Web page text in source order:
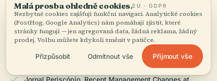
Cultural, Architectural, and Social Significance of Santa
Casa de Misericórdia in Itu, 2025
Jornal Periscópio, Recent Management Changes at
Malá prosba ohledně cookies.EU · GDPR
Nezbytné cookies zajišťují funkční navigaci. Analytické cookies
(PostHog, Google Analytics) nám pomáhají zjistit, které
stránky fungují — jen agregovaná data, žádná reklama, žádný
prodej. Volbu můžete kdykoli změnit v patičce.
Přizpůsobit Odmítnout vše Přijmout vše